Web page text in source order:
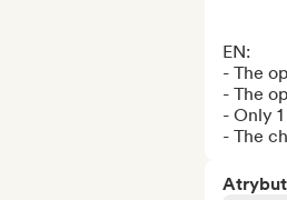
EN:
- The
- The
- Only
- The